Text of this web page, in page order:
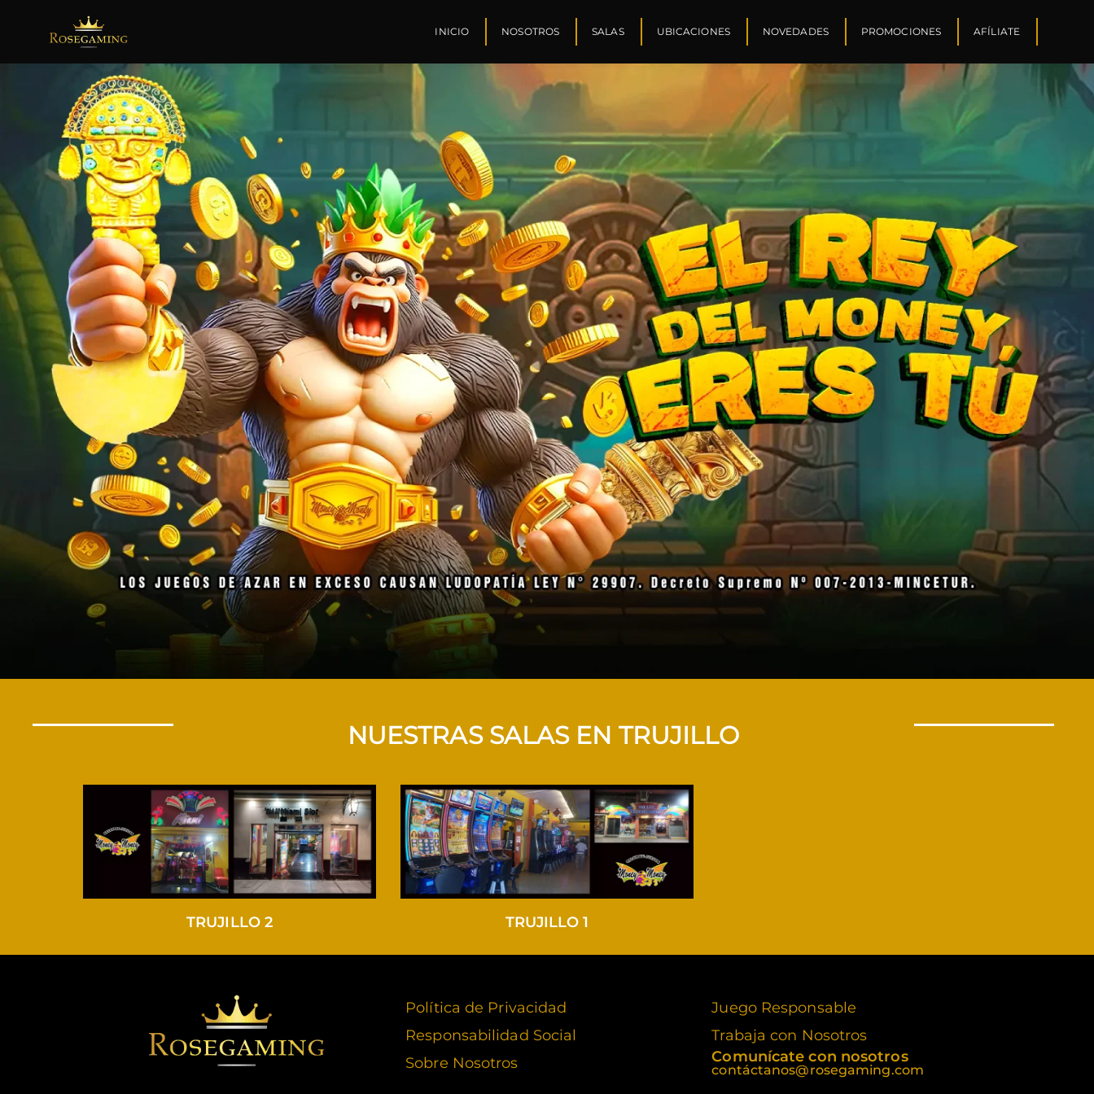
INICIO NOSOTROS SALAS UBICACIONES NOVEDADES PROMOCIONES AFÍLIATE
NUESTRAS SALAS EN TRUJILLO
TRUJILLO 2 TRUJILLO 1
Política de Privacidad
Responsabilidad Social
Sobre Nosotros
Juego Responsable
Trabaja con Nosotros
Comunícate con nosotros
contáctanos@rosegaming.com